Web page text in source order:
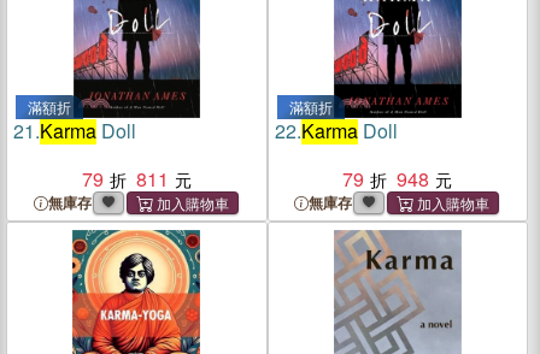
滿額折
21.Karma Doll
79
811
無庫存
滿額折
22.KarmaDoll
79
948
無庫存